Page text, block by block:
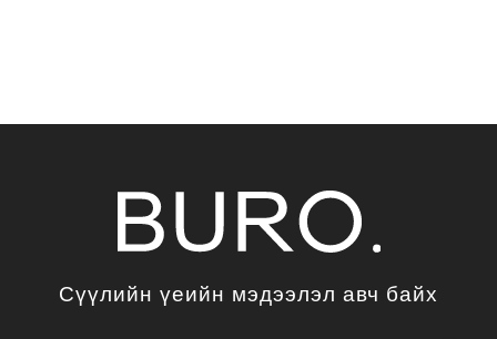
Сүүлийн үеийн мэдээлэл авч байх